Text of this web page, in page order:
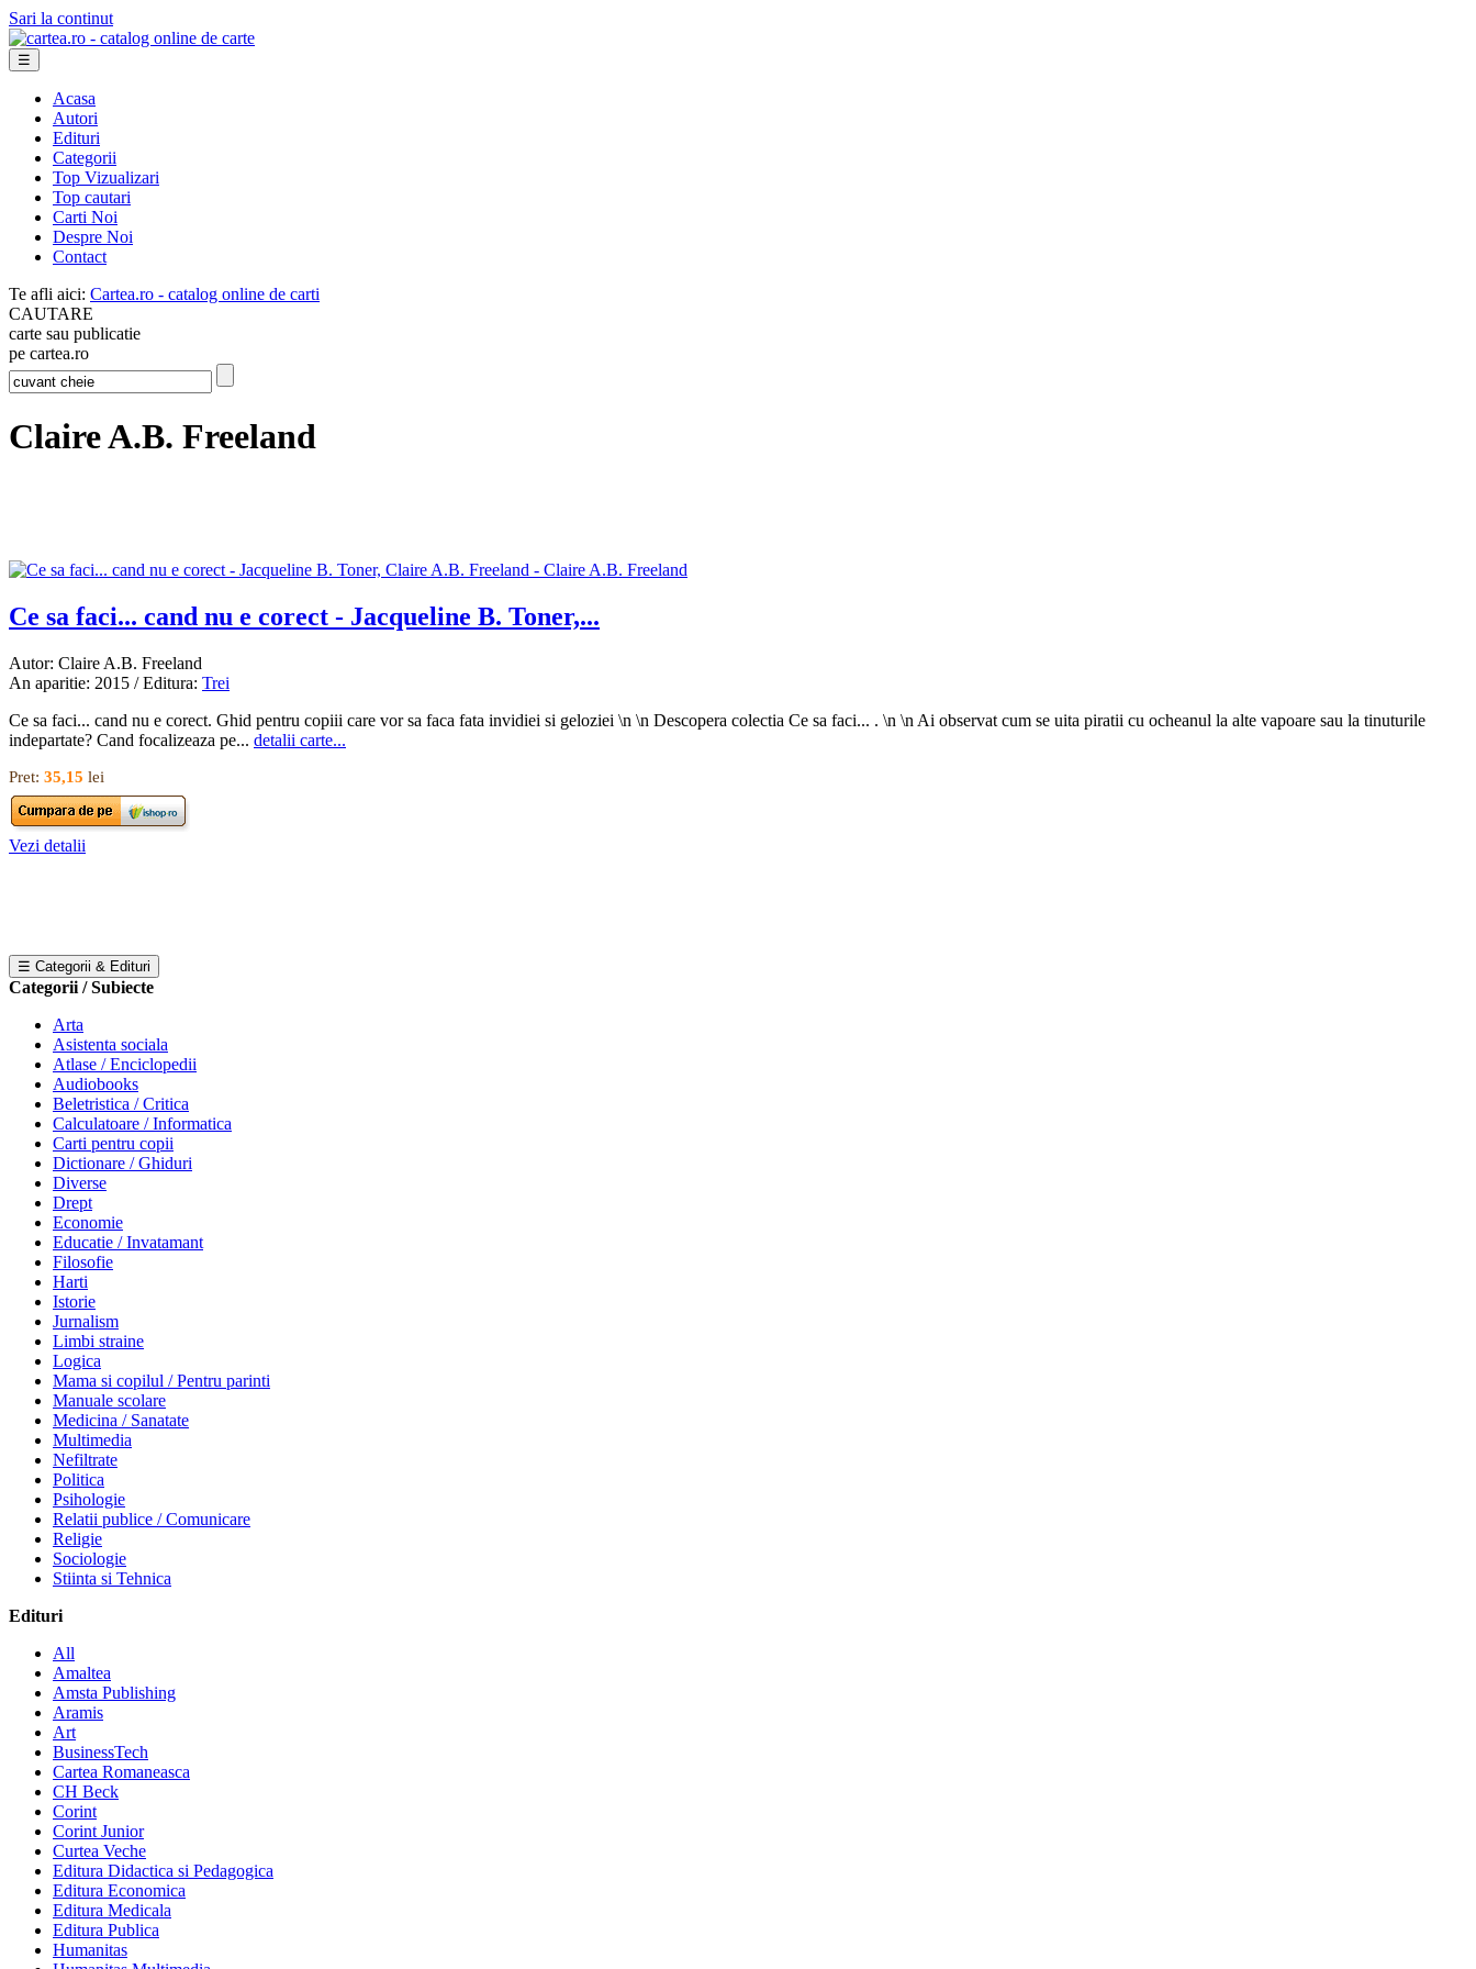
Sari la continut
☰
Acasa
Autori
Edituri
Categorii
Top Vizualizari
Top cautari
Carti Noi
Despre Noi
Contact
Te afli aici: Cartea.ro - catalog online de carti
CAUTARE
carte sau publicatie
pe cartea.ro
Claire A.B. Freeland
Ce sa faci... cand nu e corect - Jacqueline B. Toner,...
Autor: Claire A.B. Freeland
An aparitie: 2015 / Editura: Trei
Ce sa faci... cand nu e corect. Ghid pentru copiii care vor sa faca fata invidiei si geloziei \n \n Descopera colectia Ce sa faci... . \n \n Ai observat cum se uita piratii cu ocheanul la alte vapoare sau la tinuturile
indepartate? Cand focalizeaza pe... detalii carte...
Pret: 35,15 lei
Vezi detalii
☰ Categorii & Edituri
Categorii / Subiecte
Arta
Asistenta sociala
Atlase / Enciclopedii
Audiobooks
Beletristica / Critica
Calculatoare / Informatica
Carti pentru copii
Dictionare / Ghiduri
Diverse
Drept
Economie
Educatie / Invatamant
Filosofie
Harti
Istorie
Jurnalism
Limbi straine
Logica
Mama si copilul / Pentru parinti
Manuale scolare
Medicina / Sanatate
Multimedia
Nefiltrate
Politica
Psihologie
Relatii publice / Comunicare
Religie
Sociologie
Stiinta si Tehnica
Edituri
All
Amaltea
Amsta Publishing
Aramis
Art
BusinessTech
Cartea Romaneasca
CH Beck
Corint
Corint Junior
Curtea Veche
Editura Didactica si Pedagogica
Editura Economica
Editura Medicala
Editura Publica
Humanitas